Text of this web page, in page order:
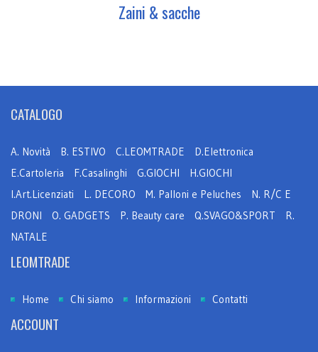
Zaini & sacche
CATALOGO
A. Novità B. ESTIVO C.LEOMTRADE
D.Elettronica
E.Cartoleria
F.Casalinghi G.GIOCHI
H.GIOCHI
I.Art.Licenziati
L. DECORO M. Palloni e Peluches
N. R/C E
DRONI
O. GADGETS P. Beauty care Q.SVAGO&SPORT
R.
NATALE
LEOMTRADE
Home Chi siamo Informazioni Contatti
ACCOUNT